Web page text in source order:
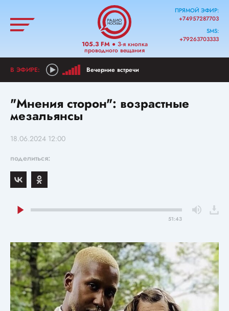
105.3 FM● 3-я кнопка
проводного вещания
ПРЯМОЙ ЭФИР:
+74957287703
SMS:
+79263703333
Вечерние встречи
"Мнения сторон": возрастные
мезальянсы
18.06.2024 12:00
поделиться:
51:43